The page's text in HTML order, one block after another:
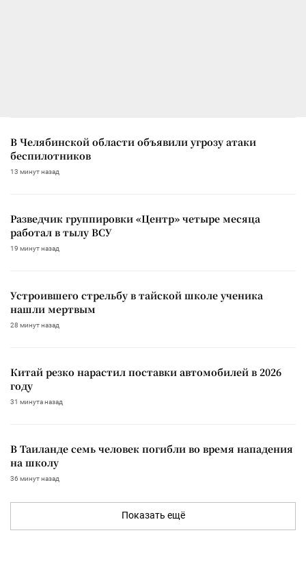
В Челябинской области объявили угрозу атаки
беспилотников
13 минут назад
Разведчик группировки «Центр» четыре месяца
работал в тылу ВСУ
19 минут назад
Устроившего стрельбу в тайской школе ученика
нашли мертвым
28 минут назад
Китай резко нарастил поставки автомобилей в 2026
году
31 минута назад
В Таиланде семь человек погибли во время нападения
на школу
36 минут назад
Показать ещё